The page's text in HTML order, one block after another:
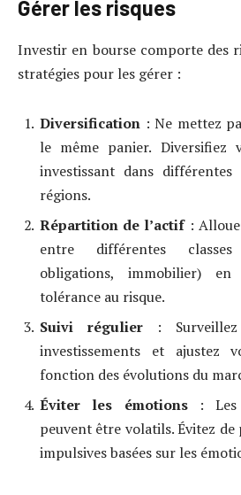
Gérer les risques
Investir en bourse comporte des
stratégies pour les gérer :
Diversification : Ne mettez
le même panier. Diversifiez
investissant dans
régions.
Répartition de l’actif:
entre différentes
obligations, immobilier)
tolérance au risque.
Suivi régulier :
investissements et ajustez
fonction des évolutions du
Éviter les émotions: Les
peuvent être volatils. Évitez de
impulsives basées sur les